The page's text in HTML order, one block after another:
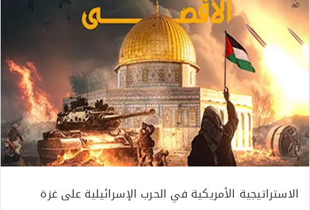
الاستراتيجية الأمريكية في الحرب الإسرائيلية على غزة